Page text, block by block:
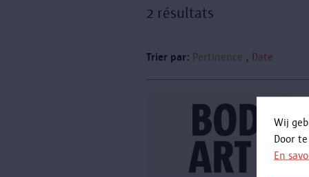
Wij
Door
En
2 résultats
Trier par: Pertinence Date